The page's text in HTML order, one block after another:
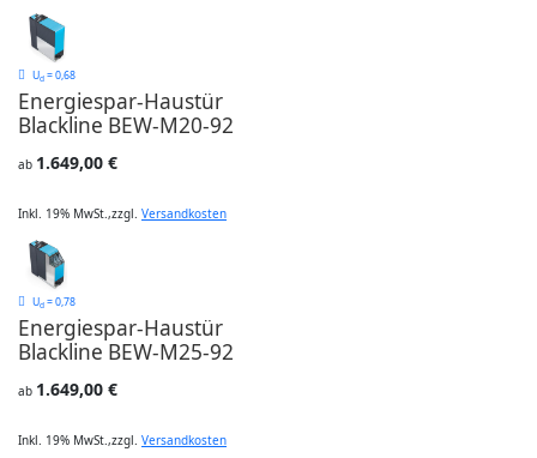
Ud = 0,68
Energiespar-Haustür
Blackline BEW-M20-92
ab 1.649,00 €
Inkl. 19% MwSt.,zzgl. Versandkosten
Ud = 0,78
Energiespar-Haustür
Blackline BEW-M25-92
ab 1.649,00 €
Inkl. 19% MwSt.,zzgl. Versandkosten